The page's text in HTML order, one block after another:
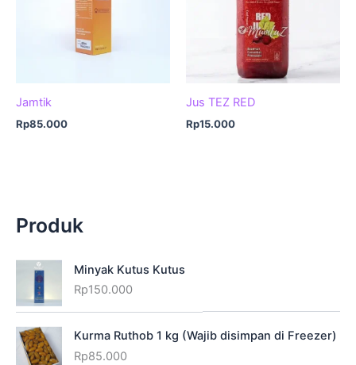
Jamtik
Rp85.000
Jus TEZ RED
Rp15.000
Produk
Minyak Kutus Kutus
Rp150.000
Kurma Ruthob 1 kg (Wajib disimpan di Freezer)
Rp85.000